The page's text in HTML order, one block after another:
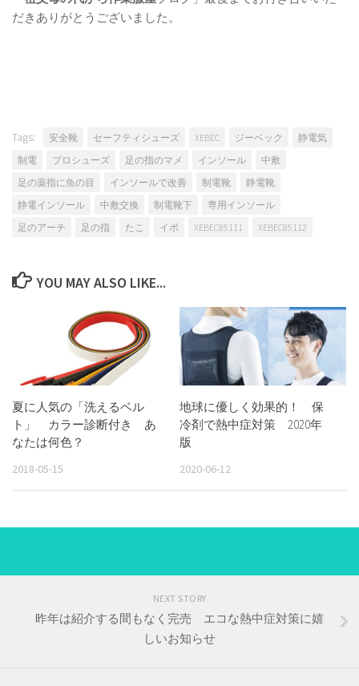
だきありがとうございました。
Tags: 安全靴 セーフティシューズ XEBEC ジーベック
静電気
制電
プロシューズ 足の指のマメ インソール
中敷
足の薬指に魚の目
インソールで改善 制電靴
静電靴
静電インソール
中敷交換 制電靴下
専用インソール
足のアーチ
足の指 たこ イボ XEBEC85111 XEBEC85112
YOU MAY ALSO LIKE...
夏に人気の「洗えるベル
ト」 カラー診断付き あ
なたは何色？
2018-05-15
地球に優しく効果的！ 保
冷剤で熱中症対策 2020年
版
2020-06-12
NEXT STORY
昨年は紹介する間もなく完売 エコな熱中症対策に嬉
しいお知らせ